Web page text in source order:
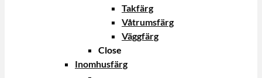
Takfärg
Våtrumsfärg
Väggfärg
Close
Inomhusfärg